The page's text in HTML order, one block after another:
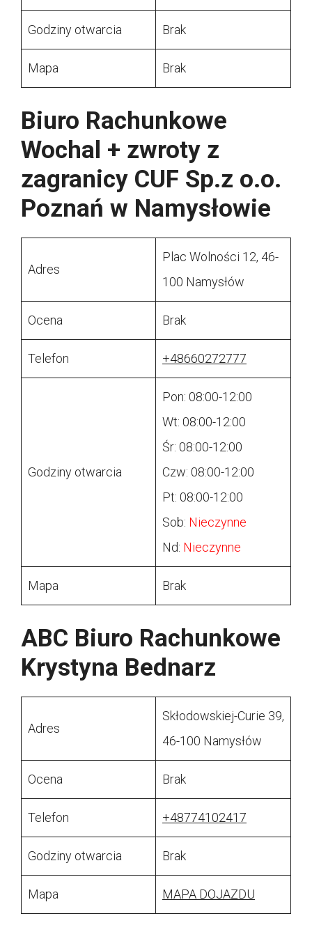
Godziny otwarcia Brak
Mapa Brak
Biuro Rachunkowe
Wochal + zwroty z
zagranicy CUF Sp.z o.o.
Poznań w Namysłowie
Adres
Plac Wolności 12, 46-
100 Namysłów
Ocena Brak
Telefon +48660272777
Godziny otwarcia
Pon: 08:00-12:00
Wt: 08:00-12:00
Śr: 08:00-12:00
Czw: 08:00-12:00
Pt: 08:00-12:00
Sob: Nieczynne
Nd: Nieczynne
Mapa Brak
ABC Biuro Rachunkowe
Krystyna Bednarz
Adres
Skłodowskiej-Curie 39,
46-100 Namysłów
Ocena Brak
Telefon +48774102417
Godziny otwarcia Brak
Mapa MAPA DOJAZDU